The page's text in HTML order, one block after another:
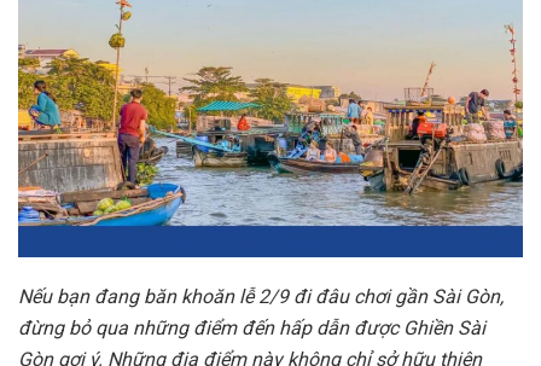
Nếu bạn đang băn khoăn lễ 2/9 đi đâu chơi gần Sài Gòn,
đừng bỏ qua những điểm đến hấp dẫn được Ghiền Sài
Gòn gợi ý. Những địa điểm này không chỉ sở hữu thiên